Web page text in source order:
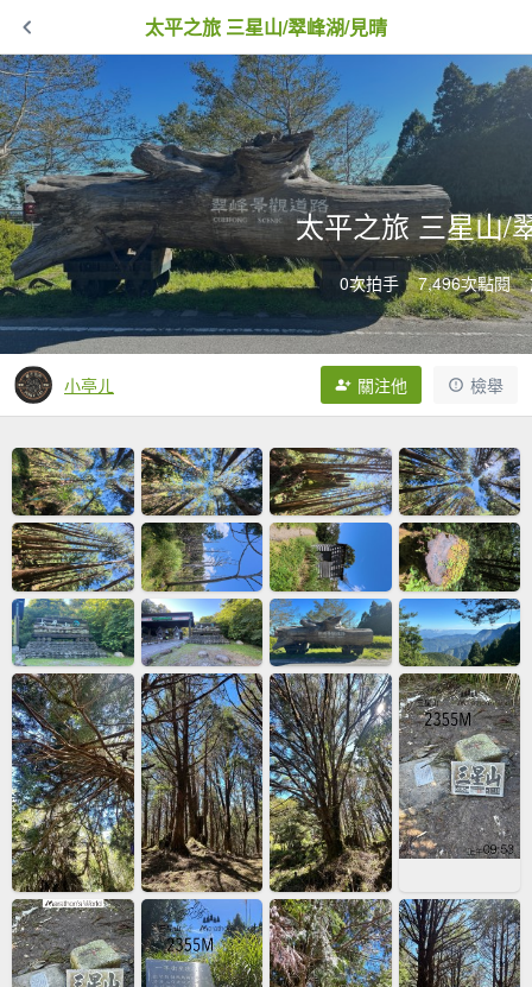
太平之旅 三星山/翠峰湖/見晴
太平之旅 三星山/
0次拍手 7,496次點閱
小亭ㄦ 關注他 檢舉